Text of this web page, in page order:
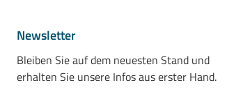
Newsletter
Bleiben Sie auf dem neuesten Stand und
erhalten Sie unsere Infos aus erster Hand.